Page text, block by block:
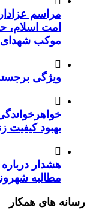
مراسم
امت اسلام،
موکب شهدای
ویژگی
بهبود
هشدار
مطالبه
رسانه های همکار